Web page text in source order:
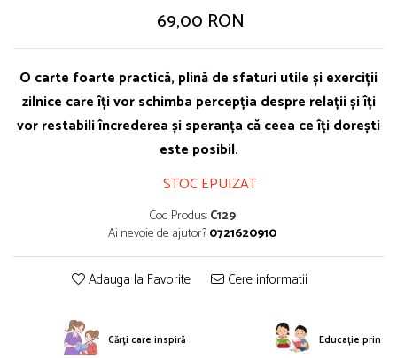
69,00 RON
O carte foarte practică, plină de sfaturi utile și exerciții
zilnice care îți vor schimba percepția despre relații și îți
vor restabili încrederea și speranța că ceea ce îți dorești
este posibil.
STOC EPUIZAT
Cod Produs:C129
Ai nevoie de ajutor?0721620910
Adauga la Favorite Cere informatii
Cărţi care inspiră Educație prin